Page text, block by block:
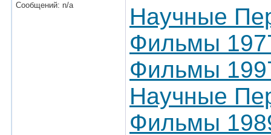
Сообщений: n/a
Научные
Фильмы
Фильмы
Научные
Фильмы